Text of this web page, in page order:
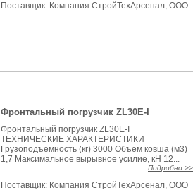
Поставщик: Компания СтройТехАрсенал, ООО
Фронтальный погрузчик ZL30E-I
Фронтальный погрузчик ZL30E-I
ТЕХНИЧЕСКИЕ ХАРАКТЕРИСТИКИ
Грузоподъемность (кг) 3000 Объем ковша (м3)
1,7 Максимальное вырывное усилие, кН 12...
Подробно >>
Поставщик: Компания СтройТехАрсенал, ООО